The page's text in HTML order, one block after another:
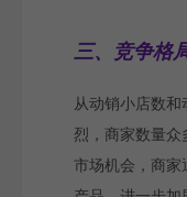
三、竞争格
从动销小店数
烈，商家数量众
市场机会，商家